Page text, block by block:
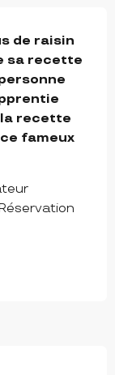
de raisin
sa recette
recette
fameux